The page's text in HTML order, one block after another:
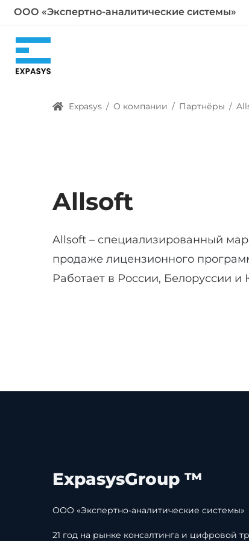
ООО «Экспертно-аналитические системы»
Expasys / О компании / Партнёры /
Allsoft
Allsoft – специализированный
продаже лицензионного
Работает в России, Белоруссии и
ExpasysGroup ™
ООО «Экспертно-аналитические системы»
21 год на рынке консалтинга и цифровой